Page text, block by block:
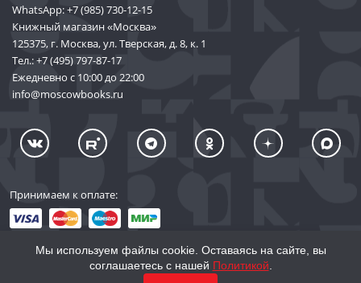
WhatsApp:+7 (985) 730-12-15
Книжный магазин «Москва»
125375, г. Москва, ул. Тверская, д. 8, к. 1
Тел.:+7 (495) 797-87-17
Ежедневно с 10:00 до 22:00
info@moscowbooks.ru
Принимаем к оплате:
© 2002–2026 «Торговый Дом Книги «МОСКВА»
Мы используем файлы cookie. Оставаясь на сайте, вы
соглашаетесь с нашей Политикой